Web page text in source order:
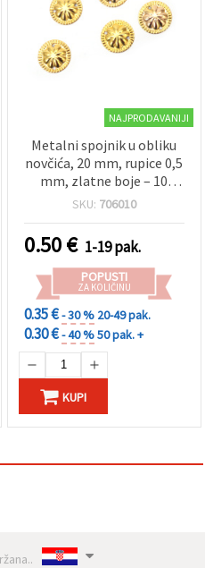
NAJPRODAVANIJI
Metalni spojnik u obliku
novčića, 20 mm, rupice 0,5
mm, zlatne boje – 10
komada
SKU: 706010
0.50€ 1-19 pak.
POPUSTI
ZA KOLIČINU
0.35 €- 30 % 20-49 pak.
0.30 €- 40 %50 pak. +
KUPI